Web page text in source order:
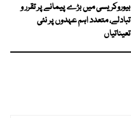
بیوروکریسی میں بڑے پیمانے پر تقرر و
تبادلے، متعدد اہم عہدوں پر نئی
تعیناتیاں